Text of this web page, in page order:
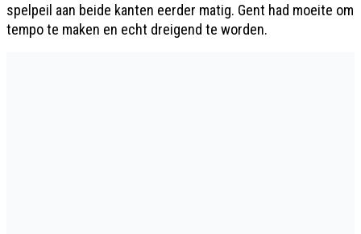
spelpeil aan beide kanten eerder matig. Gent had moeite om
tempo te maken en echt dreigend te worden.